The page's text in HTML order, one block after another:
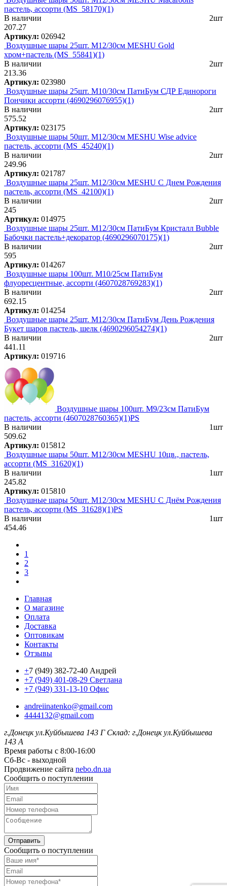
пастель, ассорти (MS_58170)(1)
В наличии
2шт
207.27
Артикул: 026942
Воздушные шары 25шт. М12/30см MESHU Gold
хром+пастель (MS_55841)(1)
В наличии
2шт
213.36
Артикул: 023980
Воздушные шары 25шт. M10/30см ПатиБум СДР Единороги
Пончики ассорти (4690296076955)(1)
В наличии
2шт
575.52
Артикул: 023175
Воздушные шары 50шт. М12/30см MESHU Wise advice
пастель, ассорти (MS_45240)(1)
В наличии
2шт
249.96
Артикул: 021787
Воздушные шары 25шт. М12/30см MESHU С Днем Рождения
пастель, ассорти (MS_42100)(1)
В наличии
2шт
245
Артикул: 014975
Воздушные шары 25шт. М12/30см ПатиБум Кристалл Bubble
Бабочки пастель+декоратор (4690296070175)(1)
В наличии
2шт
595
Артикул: 014267
Воздушные шары 100шт. М10/25см ПатиБум
флуоресцентные, ассорти (4607028769283)(1)
В наличии
2шт
692.15
Артикул: 014254
Воздушные шары 25шт. М12/30см ПатиБум День Рождения
Букет шаров пастель, шелк (4690296054274)(1)
В наличии
2шт
441.11
Артикул: 019716
Воздушные шары 100шт. М9/23см ПатиБум
пастель, ассорти (4607028760365)(1)PS
В наличии
1шт
509.62
Артикул: 015812
Воздушные шары 50шт. М12/30см MESHU 10цв., пастель,
ассорти (MS_31620)(1)
В наличии
1шт
245.82
Артикул: 015810
Воздушные шары 50шт. М12/30см MESHU С Днём Рождения
пастель, ассорти (MS_31628)(1)PS
В наличии
1шт
454.46
1
2
3
Главная
О магазине
Оплата
Доставка
Оптовикам
Контакты
Отзывы
+7 (949) 382-72-40 Андрей
+7 (949) 401-08-29 Светлана
+7 (949) 331-13-10 Офис
andreiinatenko@gmail.com
4444132@gmail.com
г.Донецк ул.Куйбышева 143 Г Склад: г.Донецк ул.Куйбышева
143 А
Время работы с 8:00-16:00
Сб-Вс - выходной
Продвижение сайта nebo.dn.ua
Сообщить о поступлении
Отправить
Сообщить о поступлении